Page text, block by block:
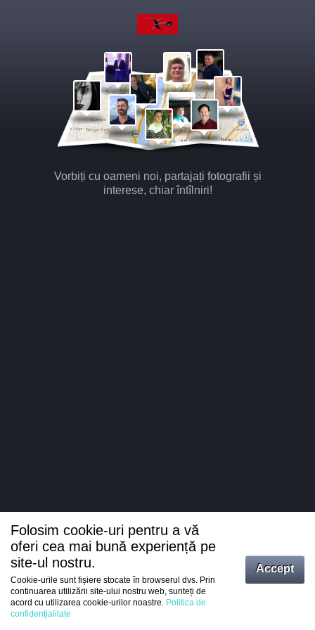
Vorbiți cu oameni noi, partajați fotografii și
interese, chiar întîlniri!
Intrați
Folosim cookie-uri pentru a vă
oferi cea mai bună experiență pe
site-ul nostru.
Cookie-urile sunt fișiere stocate în browserul dvs. Prin
continuarea utilizării site-ului nostru web, sunteți de
acord cu utilizarea cookie-urilor noastre. Politica de
confidențialitate
Accept